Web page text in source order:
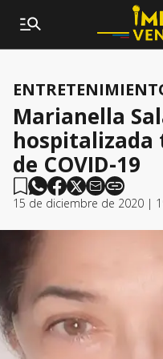
Marianella
hospitalizada
de COVID-19
15 de diciembre de 2020 |